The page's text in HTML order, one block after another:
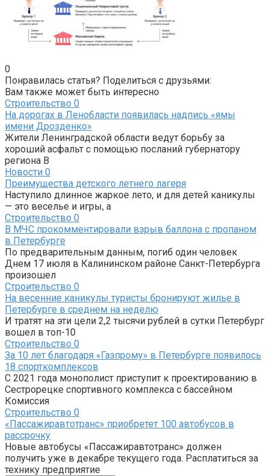
0
Понравилась статья? Поделиться с друзьями:
Вам также может быть интересно
Строительство 0
На дорогах в Ленобласти появилась надпись «ямы
имени Дрозденко»
Жители Ленинградской области ведут борьбу за
хороший асфальт с помощью посланий губернатору
региона В
Новости 0
Преимущества детского летнего лагеря
Наступило длинное жаркое лето, и для детей каникулы
— это веселье и игры, а
Строительство 0
В МЧС прокомментировали взрыв баллона с пропаном
в Петербурге
По предварительным данным, погиб один человек
Днем 17 июля в Калининском районе Санкт-Петербурга
произошел
Строительство 0
На весенние каникулы туристы бронируют жилье в
Петербурге в среднем на неделю
И тратят на эти цели 2,2 тысячи рублей в сутки Петербург
вошел в топ-10
Строительство 0
За 10 лет благодаря «Газпрому» в Петербурге появилось
18 спорткомплексов
С 2021 года монополист приступит к проектированию в
Сестрорецке спортивного комплекса с бассейном
Комиссия
Строительство 0
«Пассажиравтотранс» приобретет 100 автобусов в
рассрочку
Новые автобусы «Пассажиравтотранс» должен
получить уже в декабре текущего года. Расплатиться за
технику предприятие